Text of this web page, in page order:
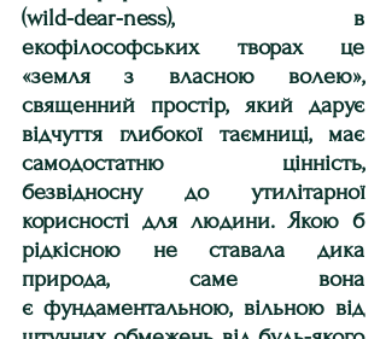
(wild-dear-ness), в
екофілософських творах це
«земля з власною волею»,
священний простір, який дарує
відчуття глибокої таємниці, має
самодостатню цінність,
безвідносну до утилітарної
корисності для людини. Якою б
рідкісною не ставала дика
природа, саме вона
є фундамента­льною, вільною від